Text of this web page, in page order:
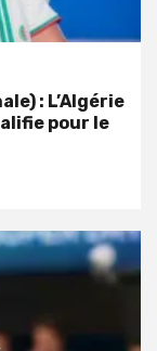
: L’Algérie
pour le